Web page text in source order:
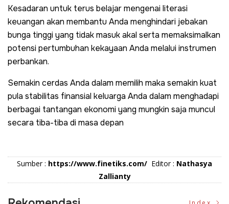
Kesadaran untuk terus belajar mengenai literasi
keuangan akan membantu Anda menghindari jebakan
bunga tinggi yang tidak masuk akal serta memaksimalkan
potensi pertumbuhan kekayaan Anda melalui instrumen
perbankan.
Semakin cerdas Anda dalam memilih maka semakin kuat
pula stabilitas finansial keluarga Anda dalam menghadapi
berbagai tantangan ekonomi yang mungkin saja muncul
secara tiba-tiba di masa depan
Sumber : https://www.finetiks.com/ Editor : Nathasya
Zallianty